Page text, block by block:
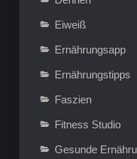
Eiweiß
Ernährungsapp
Ernährungstipps
Faszien
Fitness Studio
Gesunde